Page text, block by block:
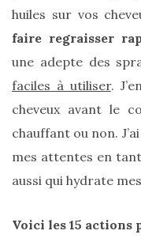
Conseils
beauté
Favoris
et
déceptions
Revues
huiles sur vos
faire regraisser
une adepte des
faciles à utiliser.
cheveux avant le
chauffant ou non.
mes attentes en
aussi qui hydrate
Voici les 15 actions